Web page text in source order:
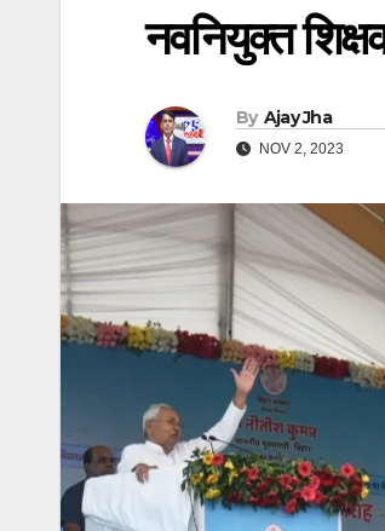
नवनियुक्त
By Ajay Jha
NOV 2, 2023